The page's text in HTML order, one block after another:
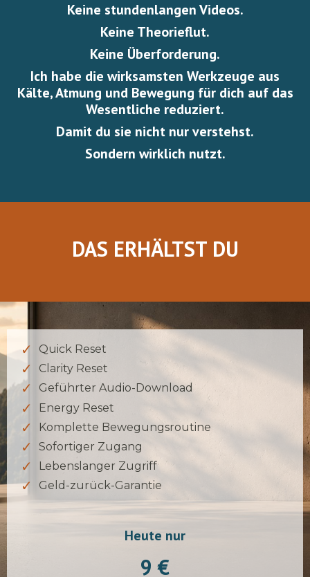
Keine stundenlangen Videos.
Keine Theorieflut.
Keine Überforderung.
Ich habe die wirksamsten Werkzeuge aus
Kälte, Atmung und Bewegung für dich auf das
Wesentliche reduziert.
Damit du sie nicht nur verstehst.
Sondern wirklich nutzt.
DAS ERHÄLTST DU
Quick Reset
Clarity Reset
Geführter Audio-Download
Energy Reset
Komplette Bewegungsroutine
Sofortiger Zugang
Lebenslanger Zugriff
Geld-zurück-Garantie
Heute nur
9 €